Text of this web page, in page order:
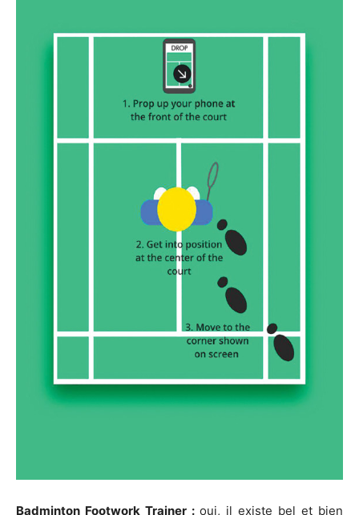
Badminton Footwork Trainer : oui, il existe bel et bien